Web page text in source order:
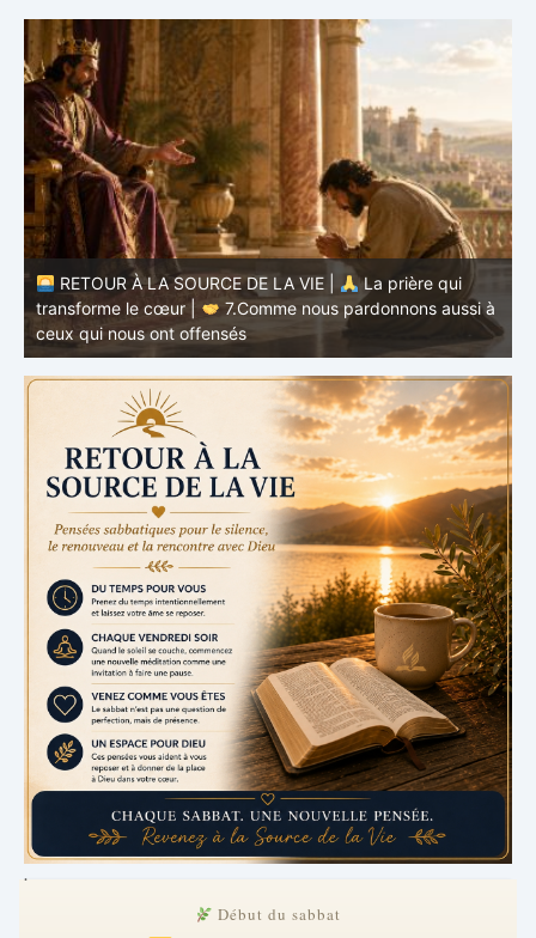
RETOUR À LA SOURCE DE LA VIE |
La prière qui
transforme le cœur |
6.Et pardonne-nous nos offenses
.
Début du sabbat